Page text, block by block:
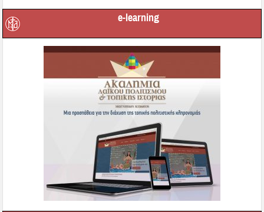
e-learning